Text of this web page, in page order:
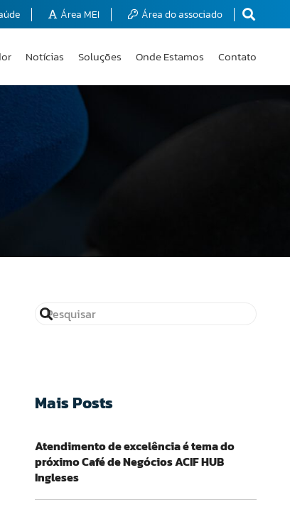
Área MEI Área do associado
Notícias Soluções Onde Estamos Contato
Mais Posts
Atendimento de excelência é tema do
próximo Café de Negócios ACIF HUB
Ingleses